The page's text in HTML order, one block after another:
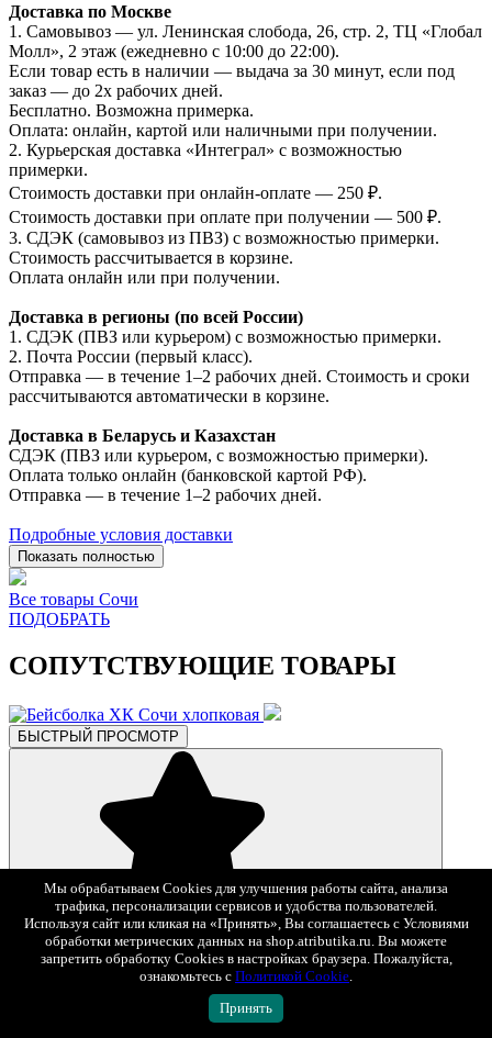
Доставка по Москве
1. Самовывоз — ул. Ленинская слобода, 26, стр. 2, ТЦ «Глобал
Молл», 2 этаж (ежедневно с 10:00 до 22:00).
Если товар есть в наличии — выдача за 30 минут, если под
заказ — до 2х рабочих дней.
Бесплатно. Возможна примерка.
Оплата: онлайн, картой или наличными при получении.
2. Курьерская доставка «Интеграл» с возможностью
примерки.
Стоимость доставки при онлайн-оплате — 250 ₽.
Стоимость доставки при оплате при получении — 500 ₽.
3. СДЭК (самовывоз из ПВЗ) с возможностью примерки.
Стоимость рассчитывается в корзине.
Оплата онлайн или при получении.
Доставка в регионы (по всей России)
1. СДЭК (ПВЗ или курьером) с возможностью примерки.
2. Почта России (первый класс).
Отправка — в течение 1–2 рабочих дней. Стоимость и сроки
рассчитываются автоматически в корзине.
Доставка в Беларусь и Казахстан
СДЭК (ПВЗ или курьером, с возможностью примерки).
Оплата только онлайн (банковской картой РФ).
Отправка — в течение 1–2 рабочих дней.
Подробные условия доставки
Показать полностью
Все товары Сочи
ПОДОБРАТЬ
СОПУТСТВУЮЩИЕ ТОВАРЫ
БЫСТРЫЙ ПРОСМОТР
В избранное
2 490 ₽
Бейсболка ХК Сочи хлопковая
Мы обрабатываем Cookies для улучшения работы сайта, анализа
трафика, персонализации сервисов и удобства пользователей.
Используя сайт или кликая на «Принять», Вы соглашаетесь с Условиями
обработки метрических данных на shop.atributika.ru. Вы можете
запретить обработку Cookies в настройках браузера. Пожалуйста,
ознакомьтесь с Политикой Cookie.
Принять